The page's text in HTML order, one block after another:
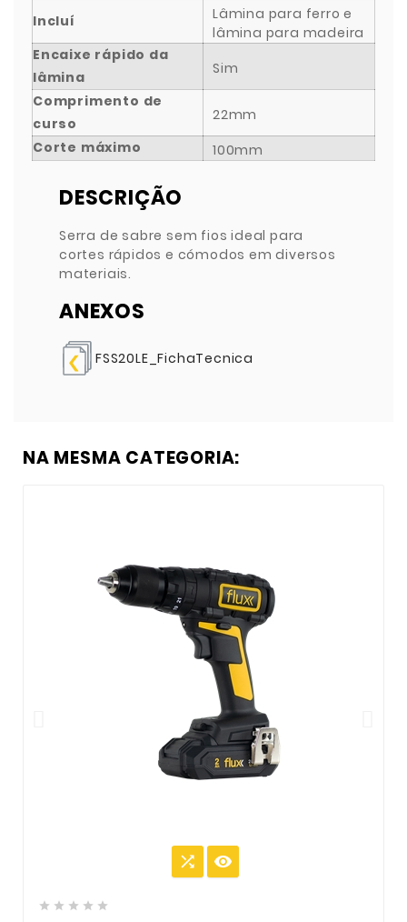
Incluí
Lâmina para ferro e
lâmina para madeira
Encaixe rápido da
lâmina
Sim
Comprimento de
curso
22mm
Corte máximo
100mm
DESCRIÇÃO
Serra de sabre sem fios ideal para
cortes rápidos e cómodos em diversos
materiais.
ANEXOS
FSS20LE_FichaTecnica
NA MESMA CATEGORIA:
 
    